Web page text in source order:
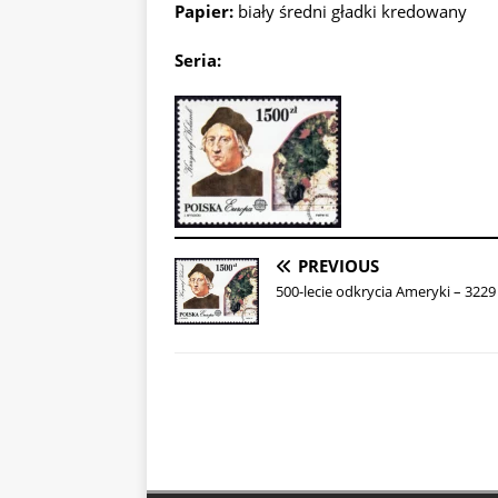
Papier: biały średni gładki kredowany
Seria:
PREVIOUS
500-lecie odkrycia Ameryki – 3229